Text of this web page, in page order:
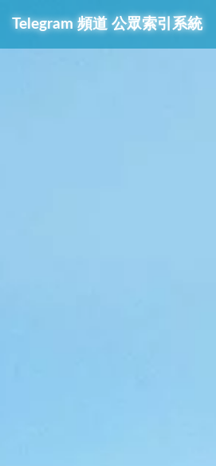
Telegram 頻道 公眾索引系統